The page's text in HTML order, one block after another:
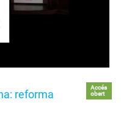
reforma
Accés
obert